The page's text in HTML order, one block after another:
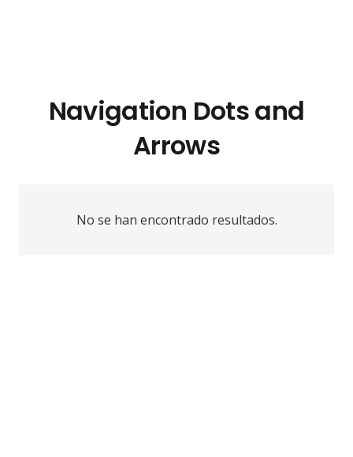
Navigation Dots and
Arrows
No se han encontrado resultados.